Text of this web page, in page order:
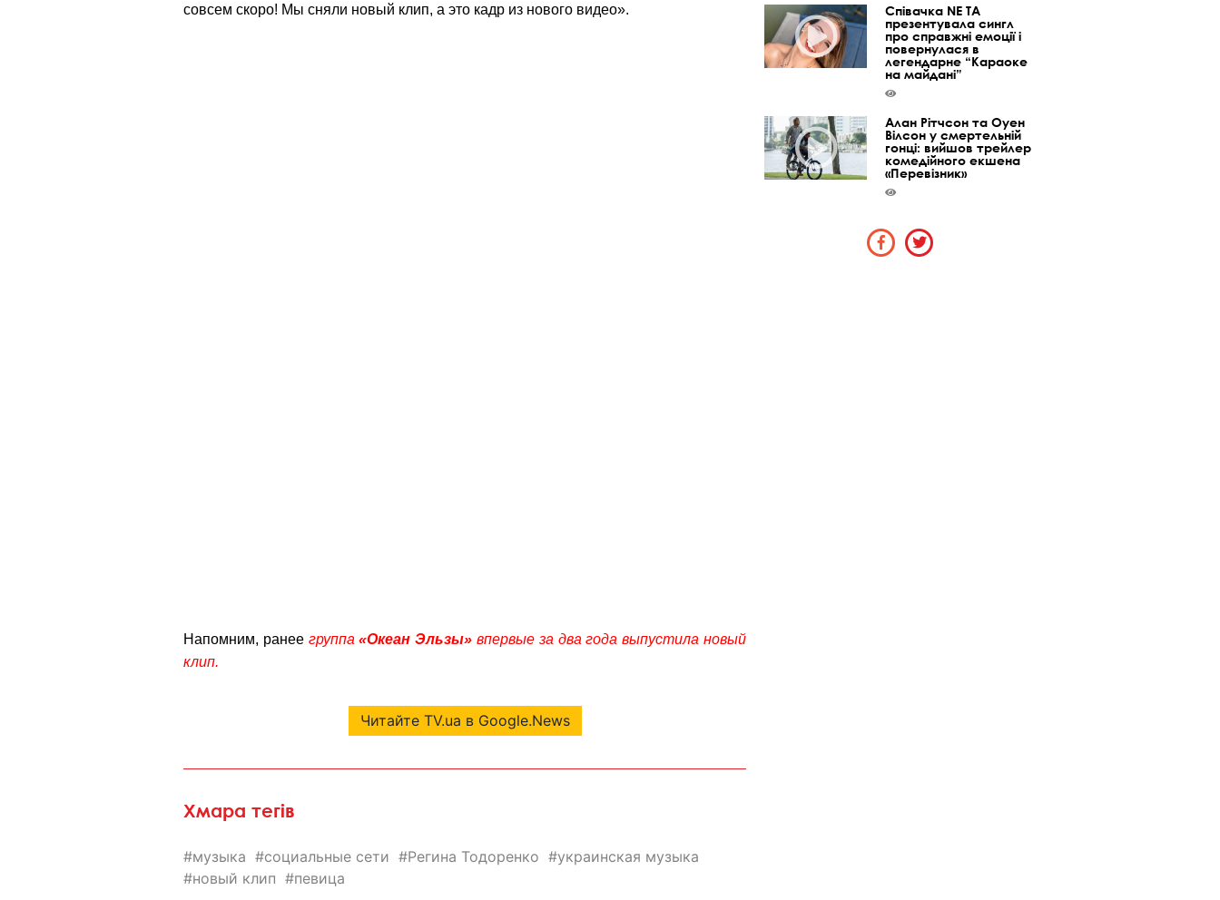
совсем скоро! Мы сняли новый клип, а это кадр из нового видео».
Напомним, ранее группа«Океан Эльзы» впервые за два года выпустила новый
клип.
Читайте TV.ua в Google.News
Хмара тегів
музыка социальные сети Регина Тодоренко
украинская музыка
новый клип
певица
Співачка NE TA
презентувала сингл
про справжні емоції і
повернулася в
легендарне “Караоке
на майдані”
Алан Рітчсон та Оуен
Вілсон у смертельній
гонці: вийшов трейлер
комедійного екшена
«Перевізник»